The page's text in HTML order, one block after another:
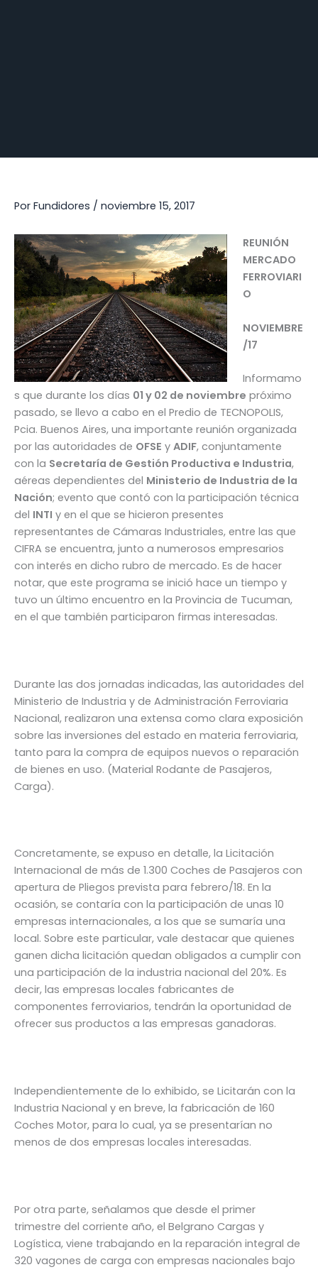
Por Fundidores / noviembre 15, 2017
REUNIÓN
MERCADO
FERROVIARI
O
NOVIEMBRE
/17
Informamo
s que durante los días 01 y 02 de noviembre próximo
pasado, se llevo a cabo en el Predio de TECNOPOLIS,
Pcia. Buenos Aires, una importante reunión organizada
por las autoridades de OFSE y ADIF, conjuntamente
con la Secretaría de Gestión Productiva e Industria,
aéreas dependientes del Ministerio de Industria de la
Nación; evento que contó con la participación técnica
del INTI y en el que se hicieron presentes
representantes de Cámaras Industriales, entre las que
CIFRA se encuentra, junto a numerosos empresarios
con interés en dicho rubro de mercado. Es de hacer
notar, que este programa se inició hace un tiempo y
tuvo un último encuentro en la Provincia de Tucuman,
en el que también participaron firmas interesadas.
Durante las dos jornadas indicadas, las autoridades del
Ministerio de Industria y de Administración Ferroviaria
Nacional, realizaron una extensa como clara exposición
sobre las inversiones del estado en materia ferroviaria,
tanto para la compra de equipos nuevos o reparación
de bienes en uso. (Material Rodante de Pasajeros,
Carga).
Concretamente, se expuso en detalle, la Licitación
Internacional de más de 1.300 Coches de Pasajeros con
apertura de Pliegos prevista para febrero/18. En la
ocasión, se contaría con la participación de unas 10
empresas internacionales, a los que se sumaría una
local. Sobre este particular, vale destacar que quienes
ganen dicha licitación quedan obligados a cumplir con
una participación de la industria nacional del 20%. Es
decir, las empresas locales fabricantes de
componentes ferroviarios, tendrán la oportunidad de
ofrecer sus productos a las empresas ganadoras.
Independientemente de lo exhibido, se Licitarán con la
Industria Nacional y en breve, la fabricación de 160
Coches Motor, para lo cual, ya se presentarían no
menos de dos empresas locales interesadas.
Por otra parte, señalamos que desde el primer
trimestre del corriente año, el Belgrano Cargas y
Logística, viene trabajando en la reparación integral de
320 vagones de carga con empresas nacionales bajo